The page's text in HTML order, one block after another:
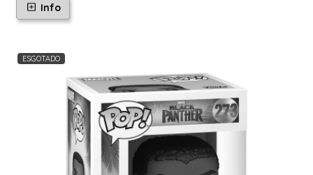
Info
ESGOTADO